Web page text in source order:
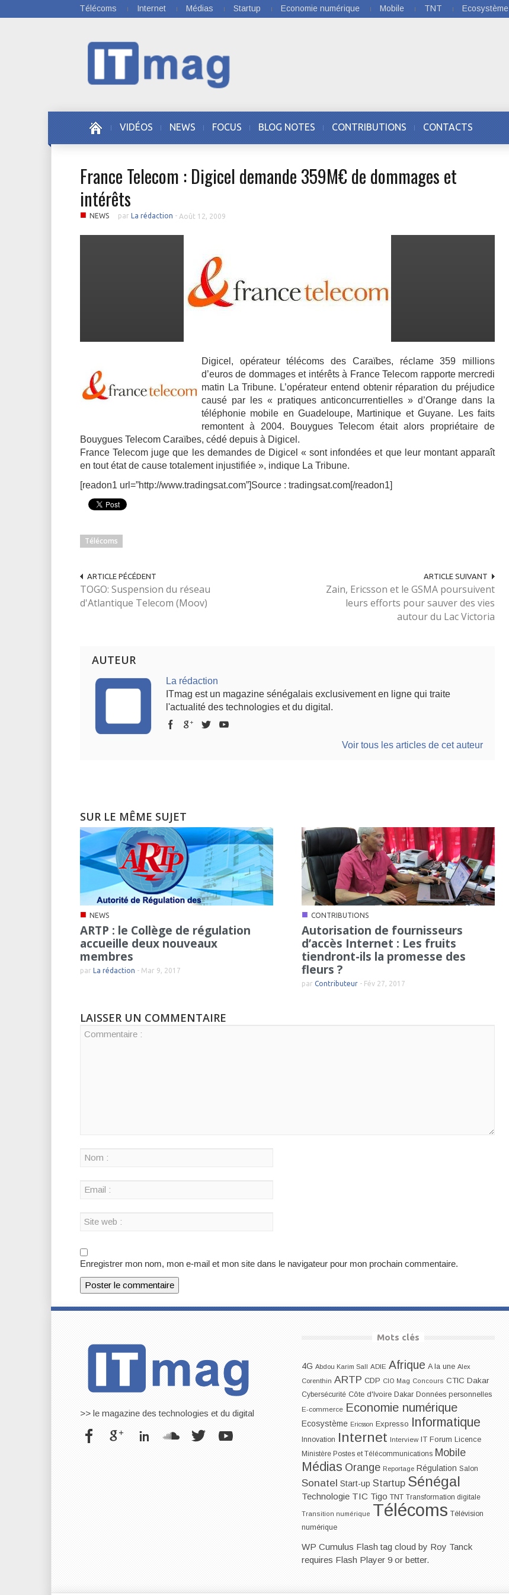
Télécoms Internet Médias Startup Economie numérique Mobile TNT Ecosystème
VIDÉOS NEWS FOCUS BLOG NOTES CONTRIBUTIONS CONTACTS
France Telecom : Digicel demande 359M€ de dommages et
intérêts
■ NEWS par La rédaction - Août 12, 2009
Digicel, opérateur télécoms des Caraïbes, réclame 359 millions
d’euros de dommages et intérêts à France Telecom rapporte mercredi
matin La Tribune. L’opérateur entend obtenir réparation du préjudice
causé par les « pratiques anticoncurrentielles »d’Orange dans la
téléphonie mobile en Guadeloupe, Martinique et Guyane. Les faits
remontent à 2004. Bouygues Telecom était alors propriétaire de
Bouygues Telecom Caraïbes, cédé depuis à Digicel.
France Telecom juge que les demandes de Digicel « sont infondées et que leur montant apparaît
en tout état de cause totalement injustifiée », indique La Tribune.
[readon1 url=”http://www.tradingsat.com”]Source : tradingsat.com[/readon1]
Télécoms
ARTICLE PÉCÉDENT
TOGO: Suspension du réseau
d'Atlantique Telecom (Moov)
ARTICLE SUIVANT
Zain, Ericsson et le GSMA poursuivent
leurs efforts pour sauver des vies
autour du Lac Victoria
AUTEUR
La rédaction
ITmag est un magazine sénégalais exclusivement en ligne qui traite
l'actualité des technologies et du digital.
Voir tous les articles de cet auteur
SUR LE MÊME SUJET
■ NEWS
ARTP : le Collège de régulation
accueille deux nouveaux
membres
par La rédaction - Mar 9, 2017
■ CONTRIBUTIONS
Autorisation de fournisseurs
d’accès Internet : Les fruits
tiendront-ils la promesse des
fleurs ?
par Contributeur- Fév 27, 2017
LAISSER UN COMMENTAIRE
Enregistrer mon nom, mon e-mail et mon site dans le navigateur pour mon prochain commentaire.
>> le magazine des technologies et du digital
Mots clés
4G Abdou Karim Sall ADIE Afrique A la une Alex
Corenthin ARTP CDP CIO Mag Concours CTIC Dakar
Cybersécurité Côte d'Ivoire Dakar Données personnelles
E-commerce Economie numérique
Ecosystème Ericsson Expresso Informatique
Innovation Internet Interview IT Forum Licence
Ministère Postes et Télécommunications Mobile
Médias Orange Reportage Régulation Salon
Sonatel Start-up Startup Sénégal
Technologie TIC Tigo TNT Transformation digitale
Transition numérique Télécoms Télévision
numérique
WP Cumulus Flash tag cloud by Roy Tanck
requires Flash Player 9 or better.